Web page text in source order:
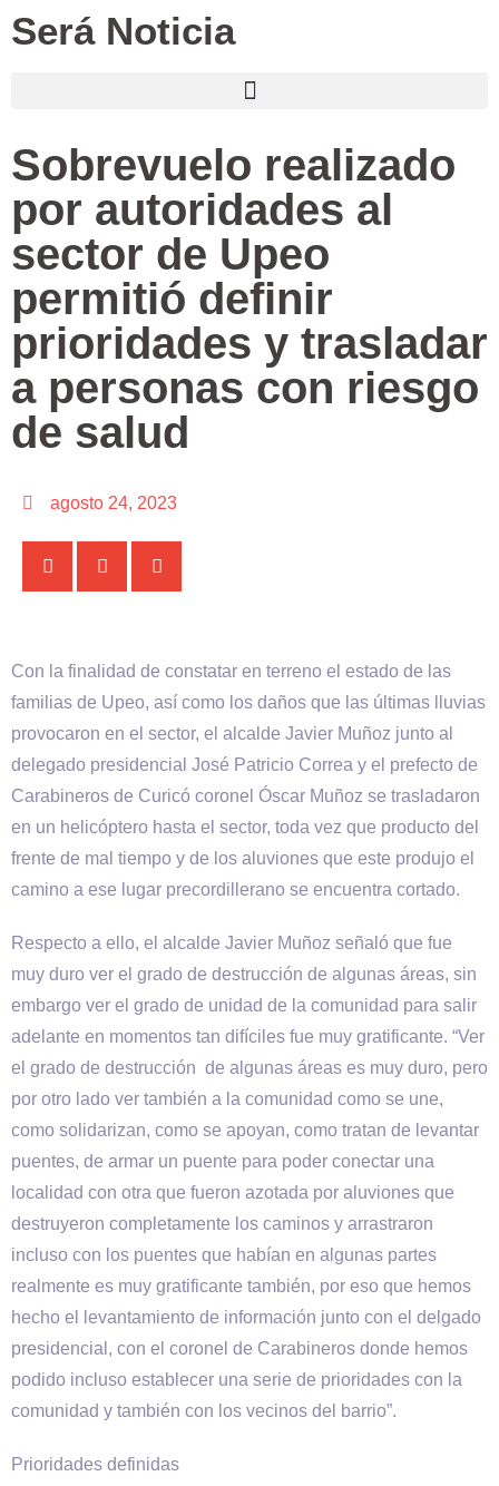
Será Noticia
Sobrevuelo realizado
por autoridades al
sector de Upeo
permitió definir
prioridades y trasladar
a personas con riesgo
de salud
agosto 24, 2023
Con la finalidad de constatar en terreno el estado de las
familias de Upeo, así como los daños que las últimas lluvias
provocaron en el sector, el alcalde Javier Muñoz junto al
delegado presidencial José Patricio Correa y el prefecto de
Carabineros de Curicó coronel Óscar Muñoz se trasladaron
en un helicóptero hasta el sector, toda vez que producto del
frente de mal tiempo y de los aluviones que este produjo el
camino a ese lugar precordillerano se encuentra cortado.
Respecto a ello, el alcalde Javier Muñoz señaló que fue
muy duro ver el grado de destrucción de algunas áreas, sin
embargo ver el grado de unidad de la comunidad para salir
adelante en momentos tan difíciles fue muy gratificante. “Ver
el grado de destrucción de algunas áreas es muy duro, pero
por otro lado ver también a la comunidad como se une,
como solidarizan, como se apoyan, como tratan de levantar
puentes, de armar un puente para poder conectar una
localidad con otra que fueron azotada por aluviones que
destruyeron completamente los caminos y arrastraron
incluso con los puentes que habían en algunas partes
realmente es muy gratificante también, por eso que hemos
hecho el levantamiento de información junto con el delgado
presidencial, con el coronel de Carabineros donde hemos
podido incluso establecer una serie de prioridades con la
comunidad y también con los vecinos del barrio”.
Prioridades definidas